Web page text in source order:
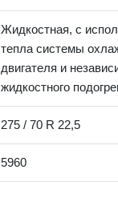
Жидкостная, с
тепла системы
двигателя и
жидкостного
275 / 70 R 22,5
5960